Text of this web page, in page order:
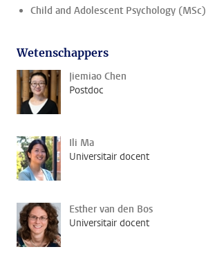
Child and Adolescent Psychology (MSc)
Wetenschappers
Jiemiao Chen
Postdoc
Ili Ma
Universitair docent
Esther van den Bos
Universitair docent